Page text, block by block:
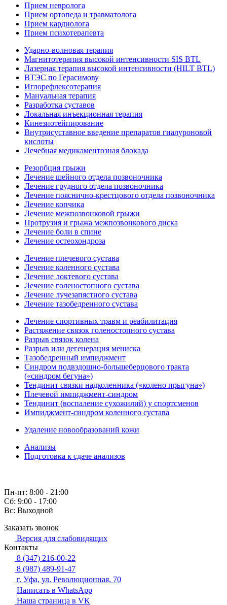
Прием невролога
Прием ортопеда и травматолога
Прием кардиолога
Прием психотерапевта
Ударно-волновая терапия
Магнитотерапия высокой интенсивности SIS BTL
Лазерная терапия высокой интенсивности (HILT BTL)
ВТЭС по Герасимову
Иглорефлексотерапия
Мануальная терапия
Разработка суставов
Локальная инъекционная терапия
Кинезиотейпирование
Внутрисуставное введение препаратов гиалуроновой
кислоты
Лечебная медикаментозная блокада
Резорбция грыжи
Лечение шейного отдела позвоночника
Лечение грудного отдела позвоночника
Лечение пояснично-крестцового отдела позвоночника
Лечение копчика
Лечение межпозвонковой грыжи
Протрузия и грыжа межпозвонкового диска
Лечение боли в спине
Лечение остеохондроза
Лечение плечевого сустава
Лечение коленного сустава
Лечение локтевого сустава
Лечение голеностопного сустава
Лечение лучезапястного сустава
Лечение тазобедренного сустава
Лечение спортивных травм и реабилитация
Растяжение связок голеностопного сустава
Разрыв связок колена
Разрыв или дегенерация мениска
Тазобедренный импиджмент
Синдром подвздошно-большеберцового тракта
(«синдром бегуна»)
Тендинит связки надколенника («колено прыгуна»)
Плечевой импиджмент-синдром
Тендинит (воспаление сухожилий) у спортсменов
Импиджмент-синдром коленного сустава
Удаление новообразований кожи
Анализы
Подготовка к сдаче анализов
Пн-пт: 8:00 - 21:00
Сб: 9:00 - 17:00
Вс: Выходной
Заказать звонок
Версия для слабовидящих
Контакты
8 (347) 216-00-22
8 (987) 489-91-47
г. Уфа, ул. Революционная, 70
Написать в WhatsApp
Наша страница в VK